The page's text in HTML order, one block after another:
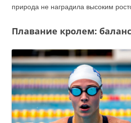
природа не наградила высоким
Плавание кролем: баланс